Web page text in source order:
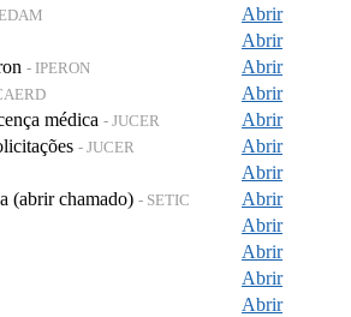
Abrir
Abrir
- IPERON
Abrir
Abrir
médica - JUCER
Abrir
- JUCER
Abrir
Abrir
(abrir chamado) - SETIC
Abrir
Abrir
Abrir
Abrir
Abrir